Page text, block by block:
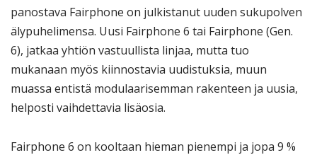
panostava Fairphone on julkistanut uuden sukupolven
älypuhelimensa. Uusi Fairphone 6 tai Fairphone (Gen.
6), jatkaa yhtiön vastuullista linjaa, mutta tuo
mukanaan myös kiinnostavia uudistuksia, muun
muassa entistä modulaarisemman rakenteen ja uusia,
helposti vaihdettavia lisäosia.
Fairphone 6 on kooltaan hieman pienempi ja jopa 9 %